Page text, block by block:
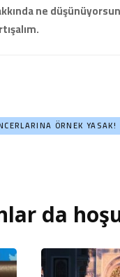
ne
ÖRNEK YASAK!
da